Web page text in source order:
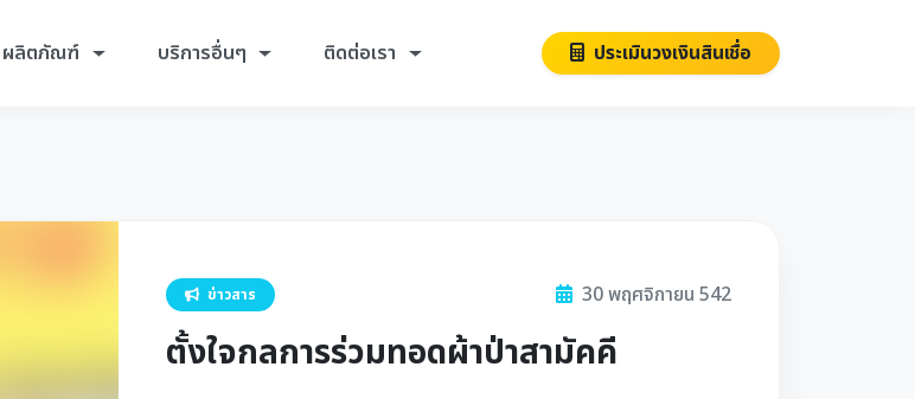
ผลิตภัณฑ์ บริการอื่นๆ ติดต่อเรา ประเมินวงเงินสินเชื่อ
ข่าวสาร 30 พฤศจิกายน 542
ตั้งใจกลการร่วมทอดผ้าป่าสามัคคี